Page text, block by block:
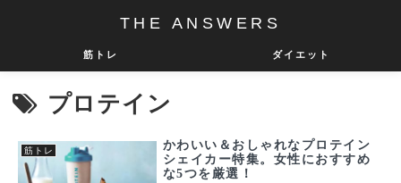
THE ANSWERS
筋トレ ダイエット
プロテイン
筋トレ
かわいい＆おしゃれなプロテイン
シェイカー特集。女性におすすめ
な5つを厳選！